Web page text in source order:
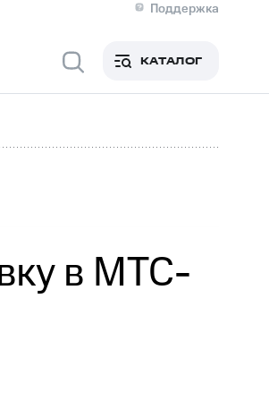
Поддержка
Медиа-центр
акций
КАТАЛОГ
в МТС-